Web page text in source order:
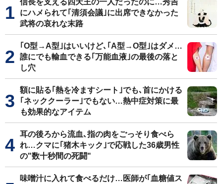
にハメられて｢清須会議｣に出席できなかった
武将の哀れな末路
｢O型→A型｣はいいけど､｢A型→O型｣はダメ…
誰にでも輸血できる｢万能血液｣の最後の落と
し穴
額に貼る｢熱を冷ますシート｣でも､首にかける
｢ネッククーラー｣でもない…熱中症対策に最
も効果的なアイテム
耳の後ろから流血､指の肉をごっそり食べら
れ…クマに｢猪木キック｣で応戦した36歳男性
の"数十秒間の死闘"
味噌汁に入れて食べるだけ…医師が｢血糖値ス